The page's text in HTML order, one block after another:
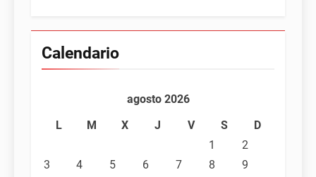
Calendario
agosto 2026
L
M X J V S
D
1
2
3
4 5 6 7 8
9